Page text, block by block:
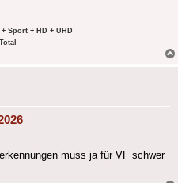
Sport + HD + UHD
muss ja für VF schwer